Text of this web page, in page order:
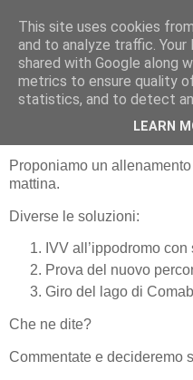
RUNNERS
venerdì 6 gennaio 2012
Che facciamo
Proponiamo un
mattina.
Diverse le soluzioni:
IVV all’ippodromo
Prova del nuovo
Giro del lago di
Che ne dite?
Commentate e decideremo
This site uses cookies
and to analyze traffic.
shared with Google along
metrics to ensure quality
statistics, and to detect
LEARN